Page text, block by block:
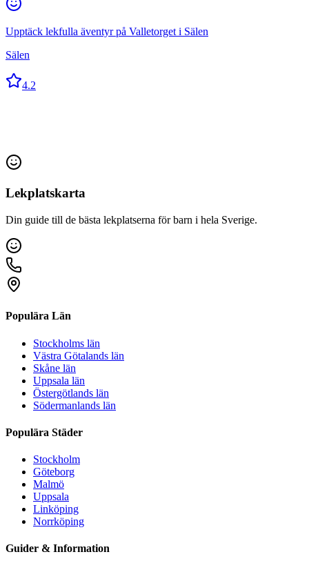
Upptäck lekfulla äventyr på Valletorget i Sälen
Sälen
4.2
Lekplatskarta
Din guide till de bästa lekplatserna för barn i hela Sverige.
Populära Län
Stockholms län
Västra Götalands län
Skåne län
Uppsala län
Östergötlands län
Södermanlands län
Populära Städer
Stockholm
Göteborg
Malmö
Uppsala
Linköping
Norrköping
Guider & Information